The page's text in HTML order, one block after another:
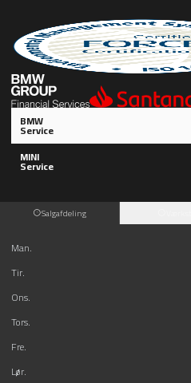
BMW
Service
MINI
Service
Salgafdeling
Man.
Tir.
Ons.
Tors.
Fre.
Lør.